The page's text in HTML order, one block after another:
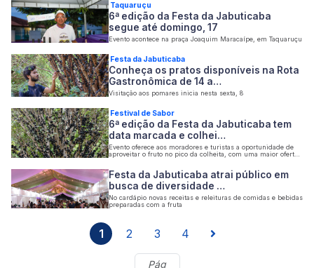
Taquaruçu
6ª edição da Festa da Jabuticaba
segue até domingo, 17
Evento acontece na praça Joaquim Maracaípe, em Taquaruçu
Festa da Jabuticaba
Conheça os pratos disponíveis na Rota
Gastronômica de 14 a…
Visitação aos pomares inicia nesta sexta, 8
Festival de Sabor
6ª edição da Festa da Jabuticaba tem
data marcada e colhei…
Evento oferece aos moradores e turistas a oportunidade de
aproveitar o fruto no pico da colheita, com uma maior oferta
Festa da Jabuticaba atrai público em
busca de diversidade …
No cardápio novas receitas e releituras de comidas e bebidas
preparadas com a fruta
1 2 3 4